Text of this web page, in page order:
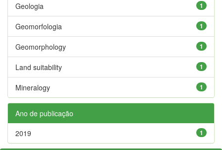
1
Geologia
1
Geomorfologia
1
Geomorphology
1
Land suitability
1
Mineralogy
Ano de publicação
1
2019